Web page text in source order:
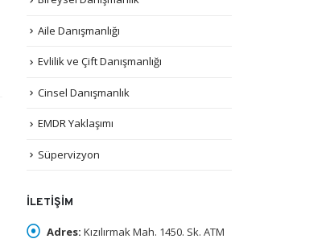
Aile Danışmanlığı
Evlilik ve Çift Danışmanlığı
Cinsel Danışmanlık
EMDR Yaklaşımı
Süpervizyon
İLETIŞIM
Adres: Kızılırmak Mah. 1450. Sk. ATM